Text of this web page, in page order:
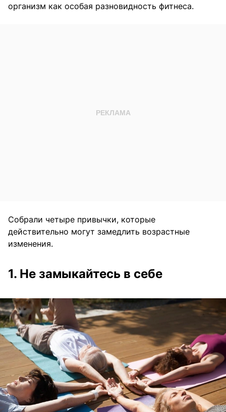
организм как особая разновидность фитнеса.
Собрали четыре привычки, которые
действительно могут замедлить возрастные
изменения.
1. Не замыкайтесь в себе